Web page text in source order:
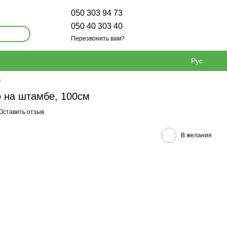
050 303 94 73
050 40 303 40
Перезвонить вам?
Рус
на штамбе, 100см
отзыв
В желания